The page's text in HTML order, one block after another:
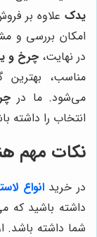
یدک علاوه بر
امکان بررسی و
در نهایت، چرخ و
مناسب، بهترین
می‌شود. ما در
انتخاب را داشته
نکات مهم
در خریدانواع
داشته باشید که
شما داشته باشد.